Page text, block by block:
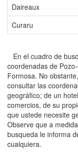
Daireaux
Curaru
En el cuadro de
coordenadas de
Formosa. No
consultar las
geográfico; de un
comercios, de su
que ustede necesite
Observe que a
busqueda le informa
cualquiera.